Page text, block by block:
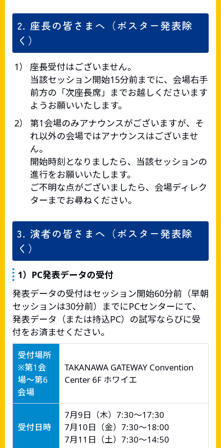
2. 座長の皆さまへ（ポスター発表除
く）
座長受付はございません。
当該セッション開始15分前までに、会場右手
前方の「次座長席」までお越しくださいます
ようお願いいたします。
第1会場のみアナウンスがございますが、そ
れ以外の会場ではアナウンスはございませ
ん。
開始時刻となりましたら、当該セッションの
進行をお願いいたします。
ご不明な点がございましたら、会場ディレク
ターまでお尋ねください。
3. 演者の皆さまへ（ポスター発表除
く）
1）PC発表データの受付
発表データの受付はセッション開始60分前（早朝
セッションは30分前）までにPCセンターにて、
発表データ（または持込PC）の試写ならびに受
付をお済ませください。
受付場所
※第1会
場～第6
会場
TAKANAWA GATEWAY Convention
Center 6F ホワイエ
受付日時
7月9日（木）7:30～17:30
7月10日（金）7:30～18:00
7月11日（土）7:30～14:50